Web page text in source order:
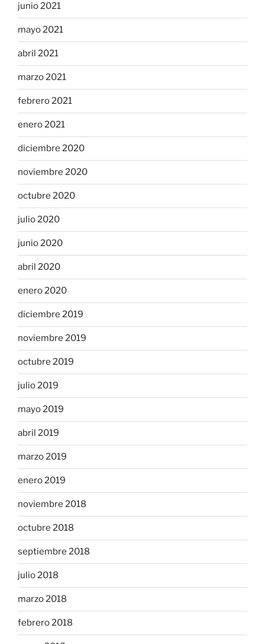
junio 2021
mayo 2021
abril 2021
marzo 2021
febrero 2021
enero 2021
diciembre 2020
noviembre 2020
octubre 2020
julio 2020
junio 2020
abril 2020
enero 2020
diciembre 2019
noviembre 2019
octubre 2019
julio 2019
mayo 2019
abril 2019
marzo 2019
enero 2019
noviembre 2018
octubre 2018
septiembre 2018
julio 2018
marzo 2018
febrero 2018